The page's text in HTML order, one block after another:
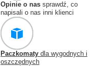
Opinie o nas sprawdź, co
napisali o nas inni klienci
Paczkomaty dla wygodnych i
oszczędnych